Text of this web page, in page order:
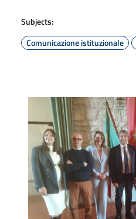
Subjects:
Comunicazione istituzionale